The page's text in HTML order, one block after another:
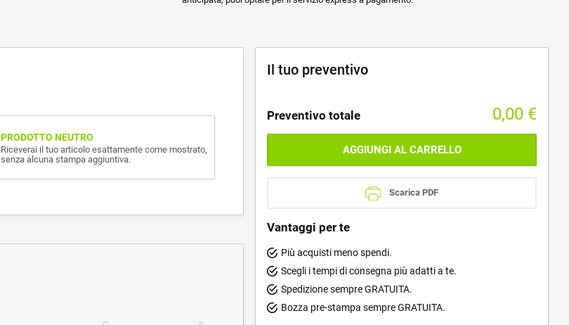
PRODOTTO NEUTRO
Riceverai il tuo articolo esattamente come mostrato,
senza alcuna stampa aggiuntiva.
Il tuo preventivo
Preventivo totale 0,00 €
AGGIUNGI AL CARRELLO
Scarica PDF
Vantaggi per te
Più acquisti meno spendi.
Scegli i tempi di consegna più adatti a te.
Spedizione sempre GRATUITA.
Bozza pre-stampa sempre GRATUITA.